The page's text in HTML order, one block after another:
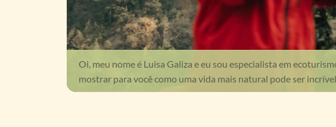
Oi, meu nome é Luisa Galiza e eu sou especialista em
mostrar para você como uma vida mais natural pode ser